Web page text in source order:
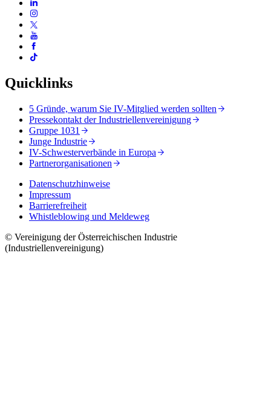
Quicklinks
5 Gründe, warum Sie IV-Mitglied werden sollten
Pressekontakt der Industriellenvereinigung
Gruppe 1031
Junge Industrie
IV-Schwesterverbände in Europa
Partnerorganisationen
Datenschutzhinweise
Impressum
Barrierefreiheit
Whistleblowing und Meldeweg
© Vereinigung der Österreichischen Industrie
(Industriellenvereinigung)